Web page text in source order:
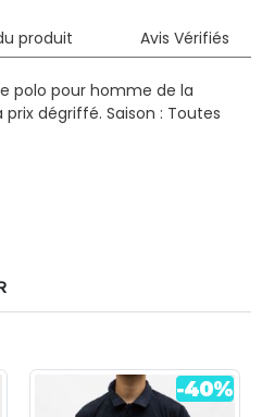
produit Avis Vérifiés
polo pour homme de la
prix dégriffé. Saison : Toutes